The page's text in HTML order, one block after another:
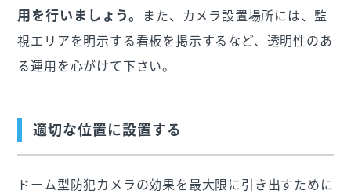
用を行いましょう。
また、カメラ設置場所には、監
視エリアを明示する看板を掲示するなど、透明性のあ
る運用を心がけて下さい。
適切な位置に設置する
ドーム型防犯カメラの効果を最大限に引き出すために